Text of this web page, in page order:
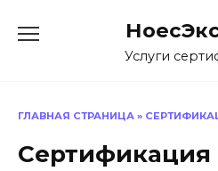
Услуги
ГЛАВНАЯ СТРАНИЦА »
Сертификация